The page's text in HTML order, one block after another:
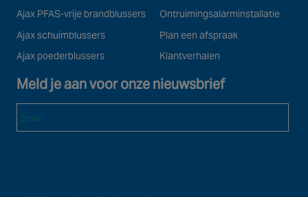
Ajax PFAS-vrije brandblussers
Ajax schuimblussers
Ajax poederblussers
Ontruimingsalarminstallatie
Plan een afspraak
Klantverhalen
Meld je aan voor onze nieuwsbrief